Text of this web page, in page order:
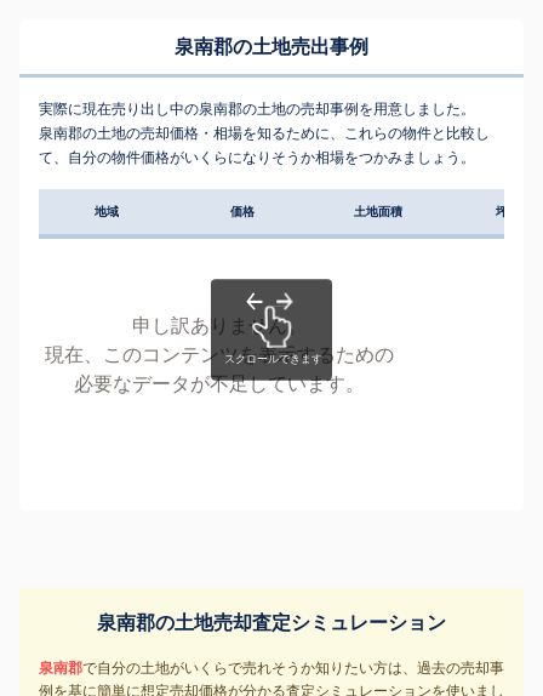
泉南郡の土地売出事例
実際に現在売り出し中の泉南郡の土地の売却事例を用意しました。
泉南郡の土地の売却価格・相場を知るために、これらの物件と比較し
て、自分の物件価格がいくらになりそうか相場をつかみましょう。
地域 価格 土地面積 坪単価
申し訳ありません。
現在、このコンテンツを表示するための
必要なデータが不足しています。
泉南郡の土地売却査定シミュレーション
泉南郡で自分の土地がいくらで売れそうか知りたい方は、過去の売却事
例を基に簡単に想定売却価格が分かる査定シミュレーションを使いまし